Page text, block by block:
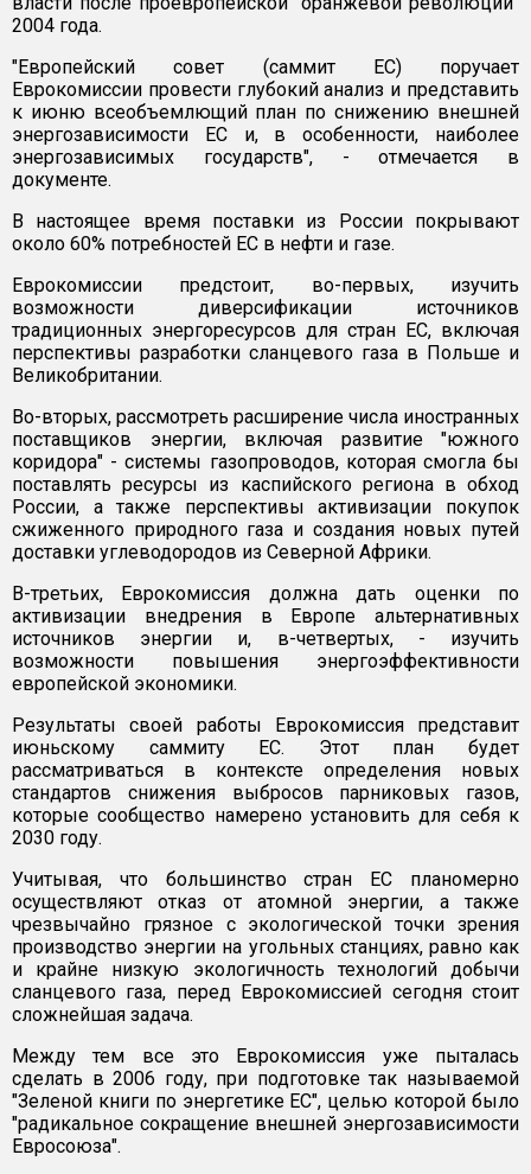
2004 года.
"Европейский совет (саммит ЕС) поручает
Еврокомиссии провести глубокий анализ и представить
к июню всеобъемлющий план по снижению внешней
энергозависимости ЕС и, в особенности, наиболее
энергозависимых государств", - отмечается в
документе.
В настоящее время поставки из России покрывают
около 60% потребностей ЕС в нефти и газе.
Еврокомиссии предстоит, во-первых, изучить
возможности диверсификации источников
традиционных энергоресурсов для стран ЕС, включая
перспективы разработки сланцевого газа в Польше и
Великобритании.
Во-вторых, рассмотреть расширение числа иностранных
поставщиков энергии, включая развитие "южного
коридора" - системы газопроводов, которая смогла бы
поставлять ресурсы из каспийского региона в обход
России, а также перспективы активизации покупок
сжиженного природного газа и создания новых путей
доставки углеводородов из Северной Африки.
В-третьих, Еврокомиссия должна дать оценки по
активизации внедрения в Европе альтернативных
источников энергии и, в-четвертых, - изучить
возможности повышения энергоэффективности
европейской экономики.
Результаты своей работы Еврокомиссия представит
июньскому саммиту ЕС. Этот план будет
рассматриваться в контексте определения новых
стандартов снижения выбросов парниковых газов,
которые сообщество намерено установить для себя к
2030 году.
Учитывая, что большинство стран ЕС планомерно
осуществляют отказ от атомной энергии, а также
чрезвычайно грязное с экологической точки зрения
производство энергии на угольных станциях, равно как
и крайне низкую экологичность технологий добычи
сланцевого газа, перед Еврокомиссией сегодня стоит
сложнейшая задача.
Между тем все это Еврокомиссия уже пыталась
сделать в 2006 году, при подготовке так называемой
"Зеленой книги по энергетике ЕС", целью которой было
"радикальное сокращение внешней энергозависимости
Евросоюза".